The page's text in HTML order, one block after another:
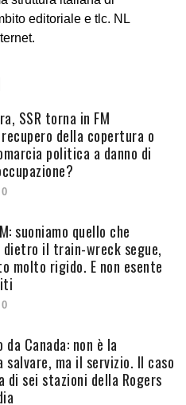
editoriale e tlc. NL
SSR torna in FM
recupero della copertura o
politica a danno di
0
suoniamo quello che
dietro il train-wreck segue,
molto rigido. E non esente
0
da Canada: non è la
salvare, ma il servizio. Il caso
di sei stazioni della Rogers